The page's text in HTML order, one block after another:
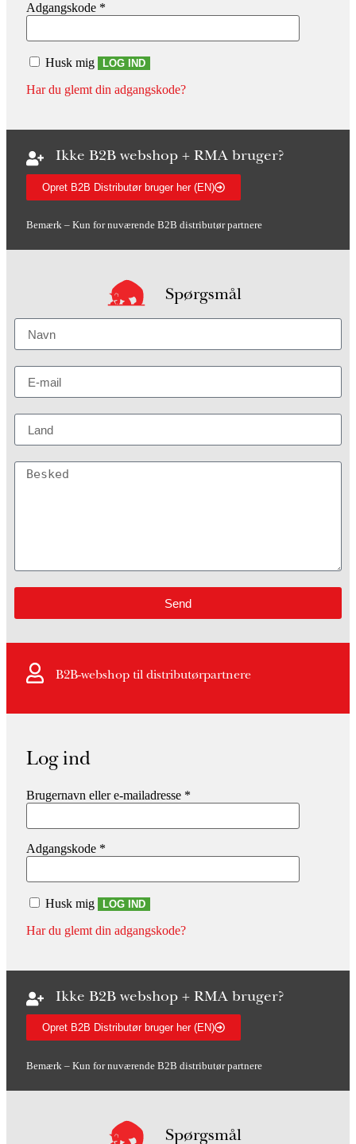
Adgangskode *
Husk mig LOG IND
Har du glemt din adgangskode?
Ikke B2B webshop + RMA bruger?
Opret B2B Distributør bruger her (EN)
Bemærk – Kun for nuværende B2B distributør partnere
Spørgsmål
Send
B2B-webshop til distributørpartnere
Log ind
Brugernavn eller e-mailadresse *
Adgangskode *
Husk mig LOG IND
Har du glemt din adgangskode?
Ikke B2B webshop + RMA bruger?
Opret B2B Distributør bruger her (EN)
Bemærk – Kun for nuværende B2B distributør partnere
Spørgsmål